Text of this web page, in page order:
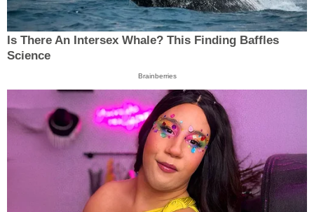
Is There An Intersex Whale? This Finding Baffles
Science
Brainberries